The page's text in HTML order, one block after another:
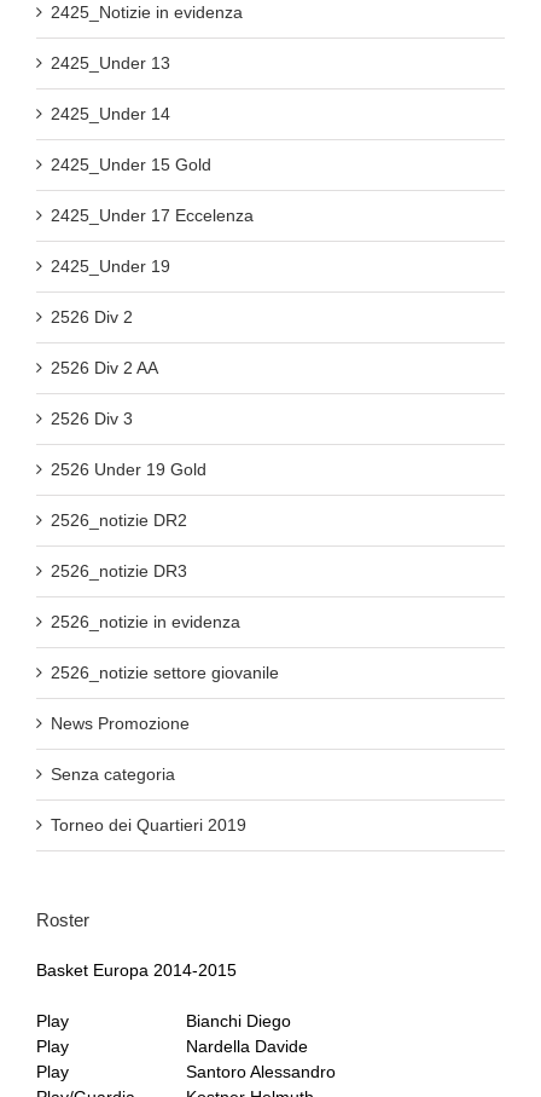
2425_Notizie in evidenza
2425_Under 13
2425_Under 14
2425_Under 15 Gold
2425_Under 17 Eccelenza
2425_Under 19
2526 Div 2
2526 Div 2 AA
2526 Div 3
2526 Under 19 Gold
2526_notizie DR2
2526_notizie DR3
2526_notizie in evidenza
2526_notizie settore giovanile
News Promozione
Senza categoria
Torneo dei Quartieri 2019
Roster
Basket Europa 2014-2015
Play
Bianchi Diego
Play
Nardella Davide
Play
Santoro Alessandro